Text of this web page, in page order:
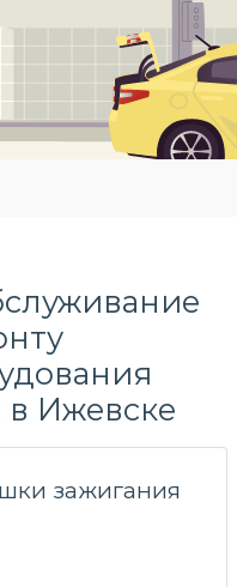
в Ижевске
зажигания